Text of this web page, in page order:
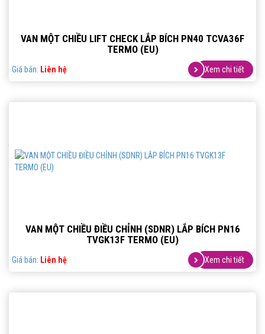
VAN MỘT CHIỀU LIFT CHECK LẮP BÍCH PN40 TCVA36F
TERMO (EU)
Giá bán: Liên hệ Xem chi tiết
VAN MỘT CHIỀU ĐIỀU CHỈNH (SDNR) LẮP BÍCH PN16
TVGK13F TERMO (EU)
Giá bán: Liên hệ Xem chi tiết